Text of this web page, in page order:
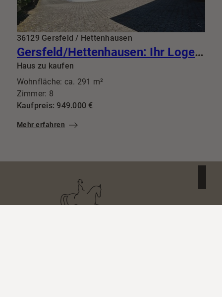
36129 Gersfeld / Hettenhausen
Gersfeld/Hettenhausen: Ihr Logenplatz im Grünen: Wo diskreter Luxus auf vollendete Privatsphäre trifft
Haus zu kaufen
Wohnfläche: ca. 291 m²
Zimmer: 8
Kaufpreis: 949.000 €
Mehr erfahren